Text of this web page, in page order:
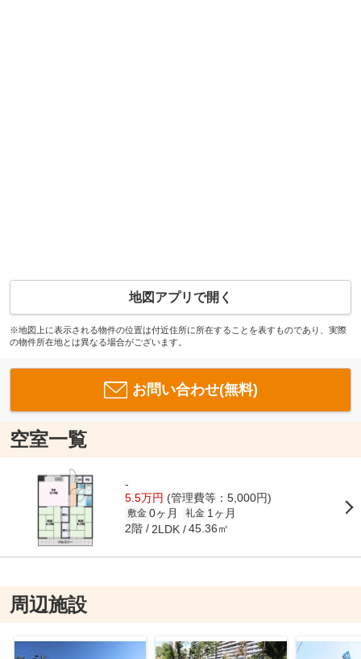
地図アプリで開く
※地図上に表示される物件の位置は付近住所に所在することを表すものであり、実際
の物件所在地とは異なる場合がございます。
お問い合わせ(無料)
空室一覧
-
5.5万円 (管理費等：5,000円)
敷金 0ヶ月 礼金 1ヶ月
2階 2LDK 45.36㎡
周辺施設